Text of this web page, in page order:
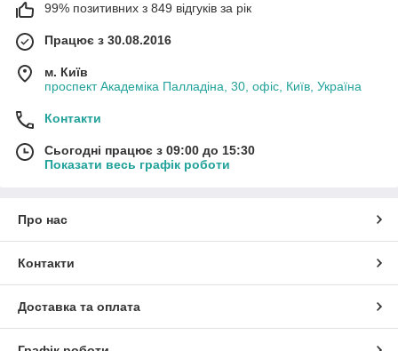
99% позитивних з 849 відгуків за рік
Працює з 30.08.2016
м. Київ
проспект Академіка Палладіна, 30, офіс, Київ, Україна
Контакти
Сьогодні працює з 09:00 до 15:30
Показати весь графік роботи
Про нас
Контакти
Доставка та оплата